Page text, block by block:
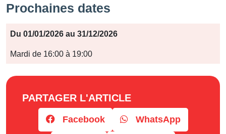
Prochaines dates
Période
Jours
Du 01/01/2026 au 31/12/2026
Mardi de 16:00 à 19:00
PARTAGER L'ARTICLE
Facebook WhatsApp